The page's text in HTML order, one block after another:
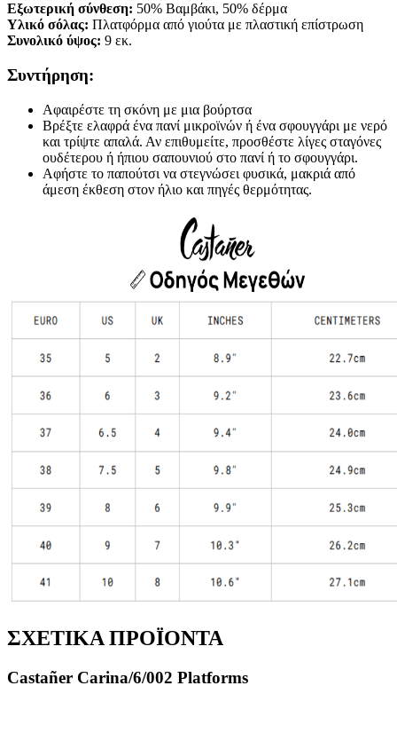
Εξωτερική σύνθεση: 50% Βαμβάκι, 50% δέρμα
Υλικό σόλας: Πλατφόρμα από γιούτα με πλαστική επίστρωση
Συνολικό ύψος: 9 εκ.
Συντήρηση:
Αφαιρέστε τη σκόνη με μια βούρτσα
Βρέξτε ελαφρά ένα πανί μικροϊνών ή ένα σφουγγάρι με νερό
και τρίψτε απαλά. Αν επιθυμείτε, προσθέστε λίγες σταγόνες
ουδέτερου ή ήπιου σαπουνιού στο πανί ή το σφουγγάρι.
Αφήστε το παπούτσι να στεγνώσει φυσικά, μακριά από
άμεση έκθεση στον ήλιο και πηγές θερμότητας.
ΣΧΕΤΙΚΑ ΠΡΟΪΟΝΤΑ
Castañer Carina/6/002 Platforms